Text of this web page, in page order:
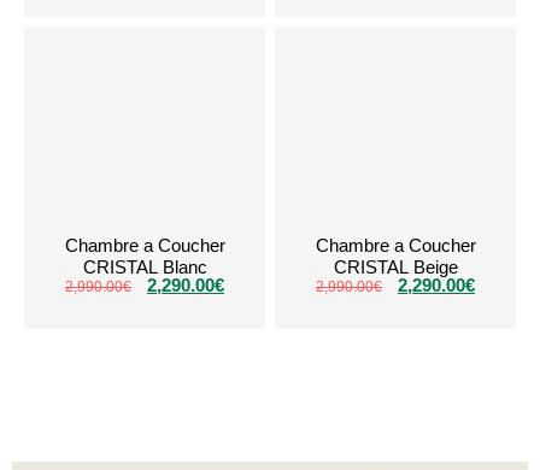
Chambre a Coucher
CRISTAL Blanc
2,990.00€ 2,290.00€
Chambre a Coucher
CRISTAL Beige
2,990.00€ 2,290.00€